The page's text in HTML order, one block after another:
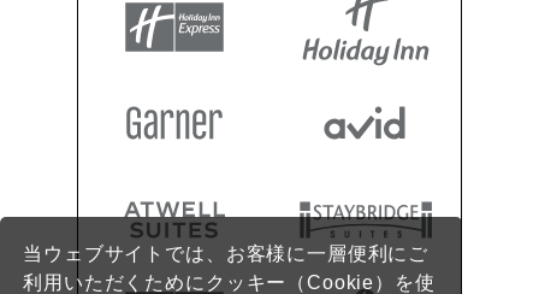
当ウェブサイトでは、お客様に一層便利にご
利用いただくためにクッキー（Cookie）を使